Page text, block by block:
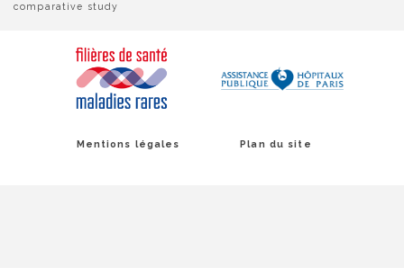
comparative study
Mentions légales Plan du site